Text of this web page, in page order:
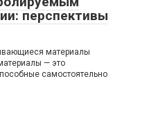
перспективы
материалы
— это
самостоятельно